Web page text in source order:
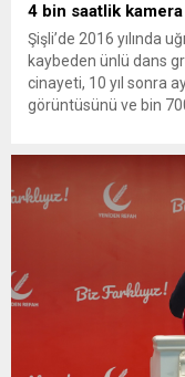
4 bin saatlik
Şişli’de 2016 yılında
kaybeden ünlü dans
cinayeti, 10 yıl sonra
görüntüsünü ve bin